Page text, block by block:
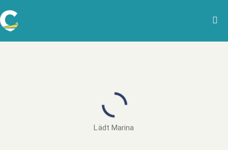
Lädt Marina